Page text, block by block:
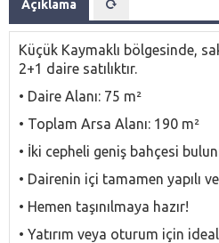
Açıklama
Küçük Kaymaklı bölgesinde,
2+1 daire satılıktır.
• Daire Alanı: 75 m²
• Toplam Arsa Alanı: 190 m²
• İki cepheli geniş bahçesi
• Dairenin içi tamamen yapılı ve
• Hemen taşınılmaya hazır!
• Yatırım veya oturum için